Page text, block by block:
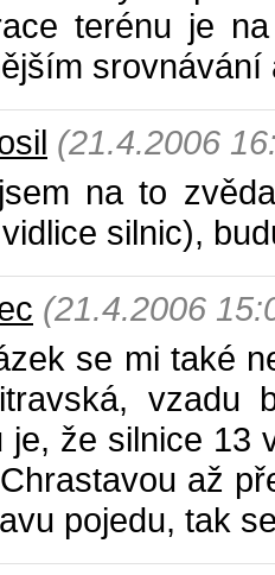
terénu je
srovnávání
(21.4.2006
na to
silnic),
(21.4.2006
se mi také
vzadu
je, že silnice 13
až
pojedu, tak